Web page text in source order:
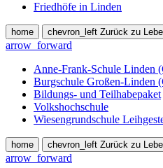
Friedhöfe in Linden
home chevron_left Zurück zu
arrow_forward
Anne-Frank-Schule Linden
Burgschule Großen-Linden
Bildungs- und Teilhabepaket
Volkshochschule
Wiesengrundschule
home chevron_left Zurück zu
arrow_forward